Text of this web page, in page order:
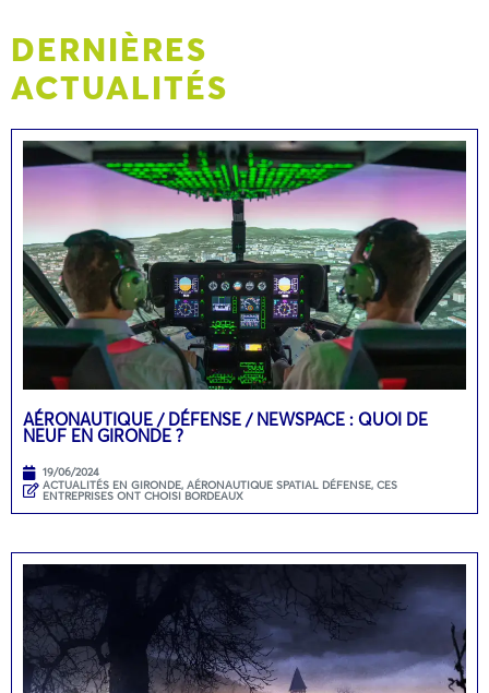
DERNIÈRES
ACTUALITÉS
AÉRONAUTIQUE / DÉFENSE / NEWSPACE : QUOI DE
NEUF EN GIRONDE ?
19/06/2024
ACTUALITÉS EN GIRONDE, AÉRONAUTIQUE SPATIAL DÉFENSE, CES
ENTREPRISES ONT CHOISI BORDEAUX